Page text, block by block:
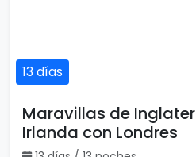
13 días
Maravillas de
Irlanda con Londres